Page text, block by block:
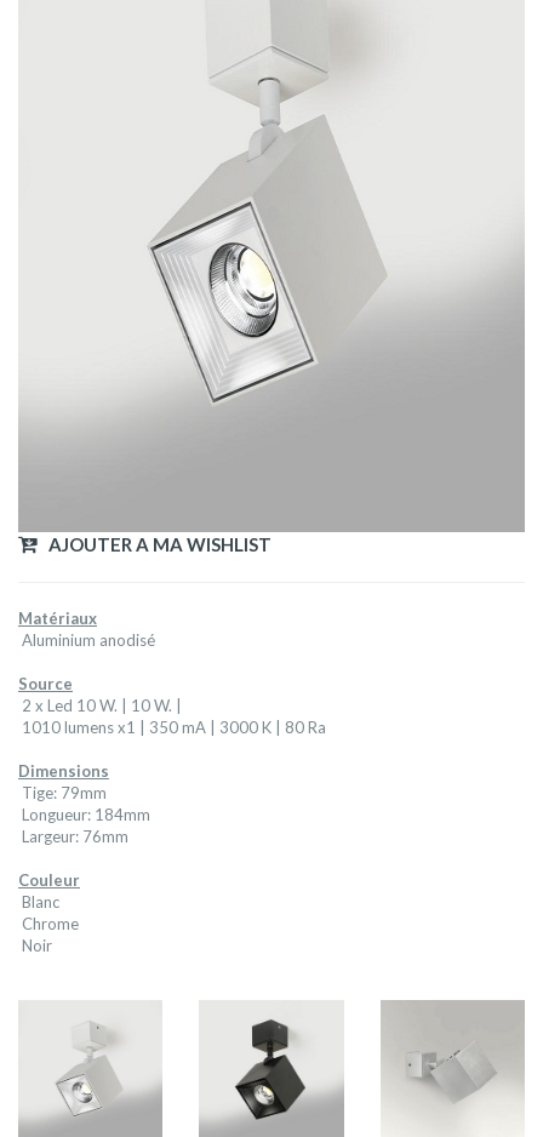
AJOUTER A MA WISHLIST
Matériaux
Aluminium anodisé
Source
2 x Led 10 W. | 10 W. |
1010 lumens x1 | 350 mA | 3000 K | 80 Ra
Dimensions
Tige: 79mm
Longueur: 184mm
Largeur: 76mm
Couleur
Blanc
Chrome
Noir